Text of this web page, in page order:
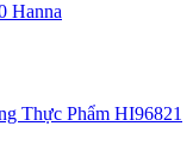
Hanna
Thực Phẩm HI96821